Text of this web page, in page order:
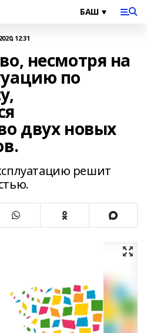
12:31
несмотря на
по
двух новых
решит